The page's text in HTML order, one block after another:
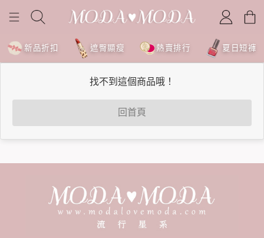
新品折扣 遮臀顯瘦 熱賣排行 夏日短褲
找不到這個商品哦！
回首頁